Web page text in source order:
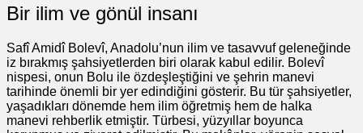
Bir ilim ve gönül insanı
Safî Amidî Bolevî, Anadolu’nun ilim ve tasavvuf geleneğinde
iz bırakmış şahsiyetlerden biri olarak kabul edilir. Bolevî
nispesi, onun Bolu ile özdeşleştiğini ve şehrin manevi
tarihinde önemli bir yer edindiğini gösterir. Bu tür şahsiyetler,
yaşadıkları dönemde hem ilim öğretmiş hem de halka
manevi rehberlik etmiştir. Türbesi, yüzyıllar boyunca